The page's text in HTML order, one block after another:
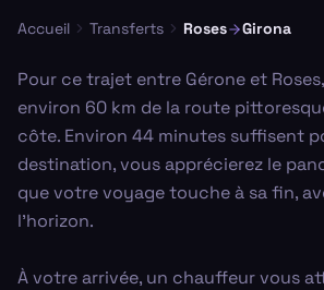
Accueil Transferts Roses Girona
Pour ce trajet entre Gérone et
environ 60 km de la route
côte. Environ 44 minutes suffisent
destination, vous apprécierez le
que votre voyage touche à sa fin,
l'horizon.
À votre arrivée, un chauffeur vous